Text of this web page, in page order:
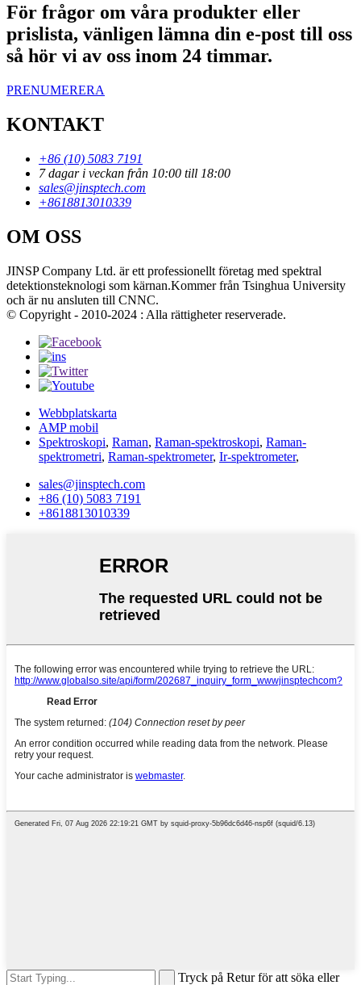
För frågor om våra produkter eller
prislista, vänligen lämna din e-post till oss
så hör vi av oss inom 24 timmar.
PRENUMERERA
KONTAKT
+86 (10) 5083 7191
7 dagar i veckan från 10:00 till 18:00
sales@jinsptech.com
+8618813010339
OM OSS
JINSP Company Ltd. är ett professionellt företag med spektral
detektionsteknologi som kärnan.Kommer från Tsinghua University
och är nu ansluten till CNNC.
© Copyright - 2010-2024 : Alla rättigheter reserverade.
Webbplatskarta
AMP mobil
Spektroskopi, Raman, Raman-spektroskopi, Raman-
spektrometri, Raman-spektrometer, Ir-spektrometer,
sales@jinsptech.com
+86 (10) 5083 7191
+8618813010339
Tryck på Retur för att söka eller